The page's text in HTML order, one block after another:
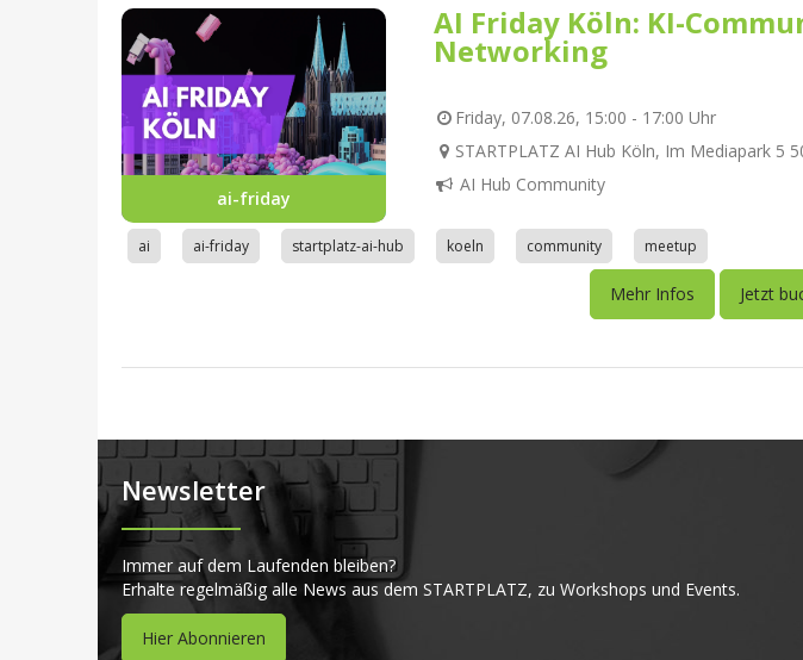
ai-friday
AI Friday Köln: KI-
Networking
Friday, 07.08.26, 15:00 - 17:00 Uhr
STARTPLATZ AI Hub Köln, Im Mediapark 5
AI Hub Community
ai ai-friday startplatz-ai-hub koeln community meetup
Mehr Infos Jetzt
Newsletter
Immer auf dem Laufenden bleiben?
Erhalte regelmäßig alle News aus dem STARTPLATZ, zu Workshops und Events.
Hier Abonnieren